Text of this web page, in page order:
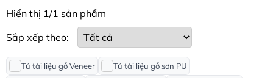
Hiển thị 1/1 sản phẩm
Sắp xếp theo:
Tủ tài liệu gỗ Veneer
Tủ tài liệu gỗ sơn PU